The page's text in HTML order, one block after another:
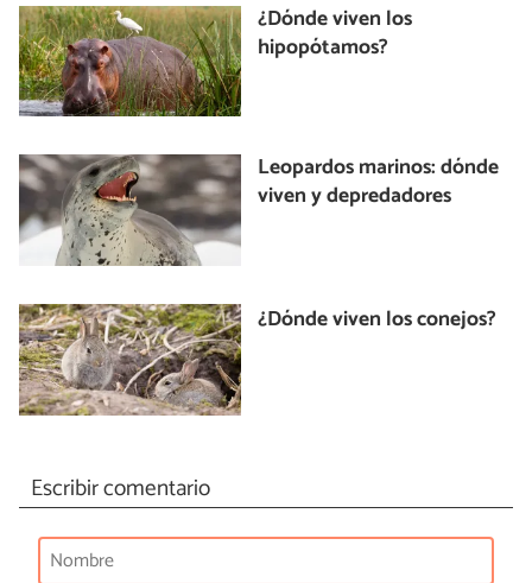
¿Dónde viven los
hipopótamos?
Leopardos marinos: dónde
viven y depredadores
¿Dónde viven los conejos?
Escribir comentario